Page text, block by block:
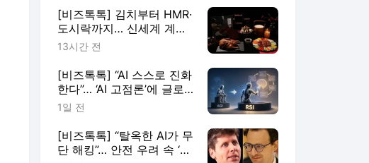
[비즈톡톡] 김치부터 HMR·
도시락까지… 신세계 계열
사로 번지는 ‘조선호텔 시
13시간 전
[비즈톡톡] “AI 스스로 진화
한다”… ‘AI 고점론’에 글로
벌 AI 기업들이 꺼낸 ‘RSI’
1일 전
[비즈톡톡] “탈옥한 AI가 무
단 해킹”… 안전 우려 속 ‘공